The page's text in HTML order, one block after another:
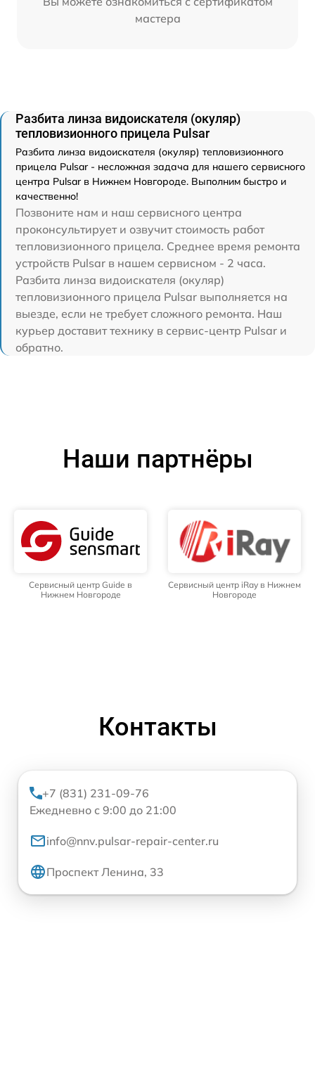
мастера
Разбита линза видоискателя (окуляр)
тепловизионного прицела Pulsar
Разбита линза видоискателя (окуляр) тепловизионного
прицела Pulsar - несложная задача для нашего сервисного
центра Pulsar в Нижнем Новгороде. Выполним быстро и
качественно!
Позвоните нам и наш сервисного центра
проконсультирует и озвучит стоимость работ
тепловизионного прицела. Среднее время ремонта
устройств Pulsar в нашем сервисном - 2 часа.
Разбита линза видоискателя (окуляр)
тепловизионного прицела Pulsar выполняется на
выезде, если не требует сложного ремонта. Наш
курьер доставит технику в сервис-центр Pulsar и
обратно.
Наши партнёры
Сервисный центр Guide в
Нижнем Новгороде
Сервисный центр iRay в Нижнем
Новгороде
Контакты
+7 (831) 231-09-76
Ежедневно с 9:00 до 21:00
info@nnv.pulsar-repair-center.ru
Проспект Ленина, 33